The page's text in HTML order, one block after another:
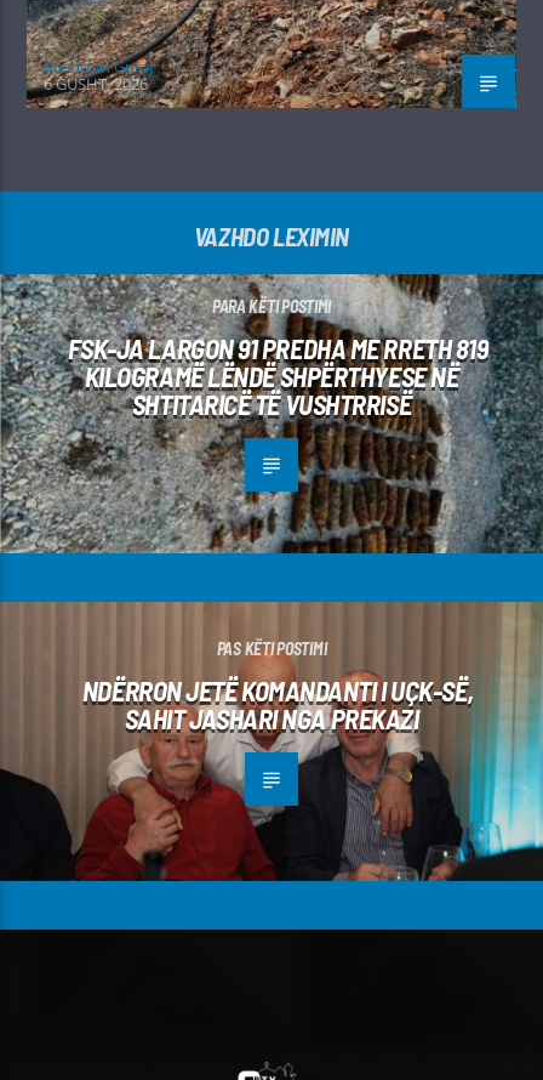
Kushtrim Guraj
6 GUSHT, 2026
VAZHDO LEXIMIN
PARA KËTI POSTIMI
FSK-JA LARGON 91 PREDHA ME RRETH 819
KILOGRAMË LËNDË SHPËRTHYESE NË
SHTITARICË TË VUSHTRRISË
PAS KËTI POSTIMI
NDËRRON JETË KOMANDANTI I UÇK-SË,
SAHIT JASHARI NGA PREKAZI